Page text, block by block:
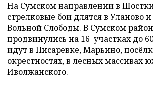
На Сумском направлении в
стрелковые бои длятся в Уланово
Вольной Слободы. В Сумском
продвинулись на 16 участках до
идут в Писаревке, Марьино,
окрестностях, в лесных массивах
Иволжанского.